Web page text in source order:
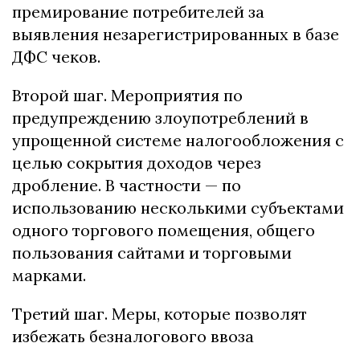
премирование потребителей за
выявления незарегистрированных в базе
ДФС чеков.
Второй шаг. Мероприятия по
предупреждению злоупотреблений в
упрощенной системе налогообложения с
целью сокрытия доходов через
дробление. В частности — по
использованию несколькими субъектами
одного торгового помещения, общего
пользования сайтами и торговыми
марками.
Третий шаг. Меры, которые позволят
избежать безналогового ввоза